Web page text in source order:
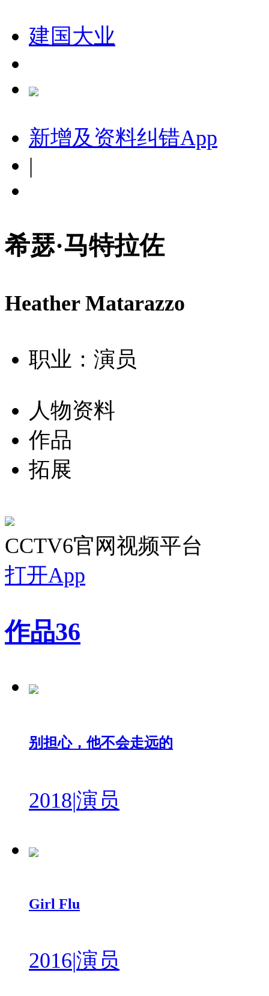
建国大业
新增及资料纠错App
|
希瑟·马特拉佐
Heather Matarazzo
职业：演员
人物资料
作品
拓展
CCTV6官网视频平台
打开App
作品36
别担心，他不会走远的
2018|演员
Girl Flu
2016|演员